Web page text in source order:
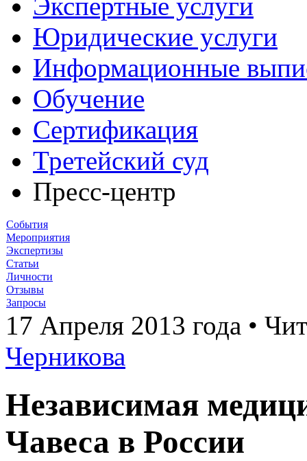
Юридические услуги
Информационные
Обучение
Сертификация
Третейский суд
Пресс-центр
События
Мероприятия
Экспертизы
Статьи
Личности
Отзывы
Запросы
17 Апреля 2013 года •
Черникова
Независимая
Чавеса в России